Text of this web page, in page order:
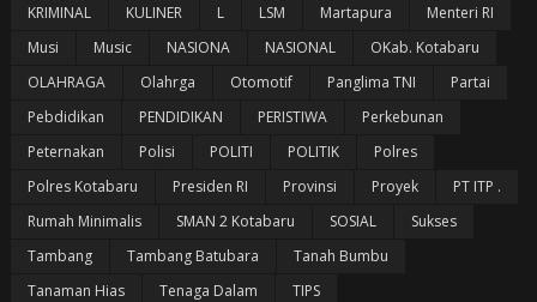
KRIMINAL
KULINER L LSM Martapura
Menteri RI
Musi
Music NASIONA NASIONAL
OKab. Kotabaru
OLAHRAGA
Olahrga Otomotif Panglima TNI
Partai
Pebdidikan
PENDIDIKAN PERISTIWA
Perkebunan
Peternakan
Polisi POLITI POLITIK
Polres
Polres Kotabaru
Presiden RI Provinsi Proyek
PT ITP .
Rumah Minimalis
SMAN 2 Kotabaru SOSIAL
Sukses
Tambang
Tambang Batubara
Tanah Bumbu
Tanaman Hias
Tenaga Dalam
TIPS